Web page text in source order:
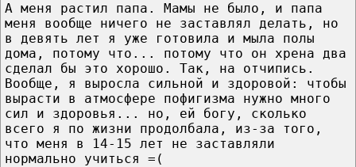
А меня растил папа. Мамы не было, и папа
меня вообще ничего не заставлял делать, но
в девять лет я уже готовила и мыла полы
дома, потому что... потому что он хрена два
сделал бы это хорошо. Так, на отчипись.
Вообще, я выросла сильной и здоровой: чтобы
вырасти в атмосфере пофигизма нужно много
сил и здоровья... но, ей богу, сколько
всего я по жизни продолбала, из-за того,
что меня в 14-15 лет не заставляли
нормально учиться =(